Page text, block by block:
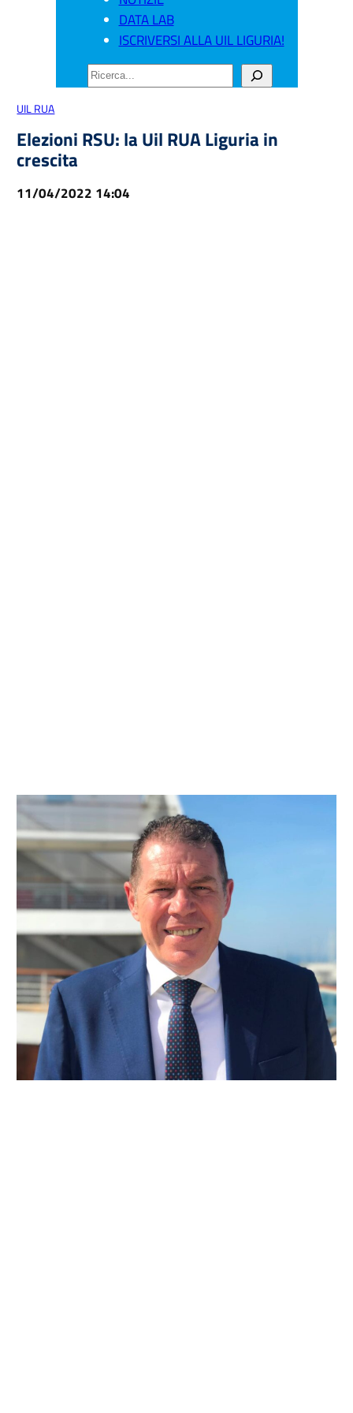
DATA LAB
ISCRIVERSI ALLA UIL LIGURIA!
CERCA
UIL RUA
Elezioni RSU: la Uil RUA Liguria in
crescita
11/04/2022 14:04